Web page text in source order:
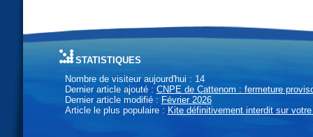
statistiques
Nombre de visiteur aujourd'hui : 14
Dernier article ajouté : CNPE de Cattenom : fermeture
Dernier article modifié : Février 2026
Article le plus populaire : Kite définitivement interdit sur